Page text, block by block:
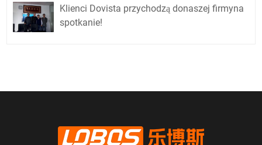
Klienci Dovista przychodzą donaszej firmyna
spotkanie!